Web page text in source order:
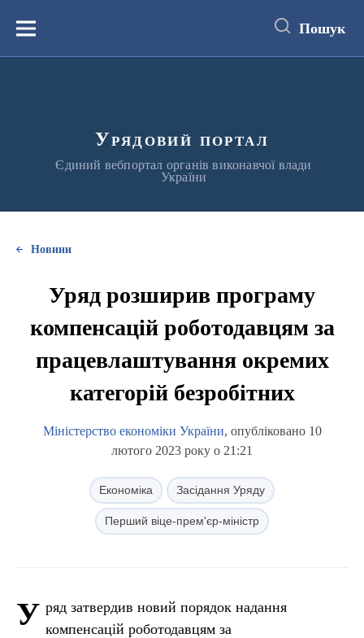
вмістуМеню Пошук
Урядовий портал
Єдиний вебпортал органів виконавчої влади
України
Новини
Уряд розширив програму
компенсацій роботодавцям за
працевлаштування окремих
категорій безробітних
Міністерство економіки України, опубліковано 10
лютого 2023 року о 21:21
Економіка Засідання Уряду
Перший віце-прем'єр-міністр
У ряд затвердив новий порядок надання
компенсацій роботодавцям за